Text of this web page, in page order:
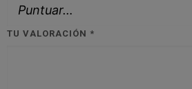
TU VALORACIÓN *